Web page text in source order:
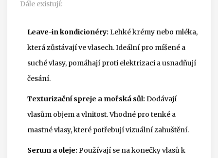
Dále existují:
Leave-in kondicionéry: Lehké krémy nebo mléka,
která zůstávají ve vlasech. Ideální pro míšené a
suché vlasy, pomáhají proti elektrizaci a usnadňují
česání.
Texturizační spreje a mořská sůl: Dodávají
vlasům objem a vlnitost. Vhodné pro tenké a
mastné vlasy, které potřebují vizuální zahuštění.
Serum a oleje: Používají se na konečky vlasů k